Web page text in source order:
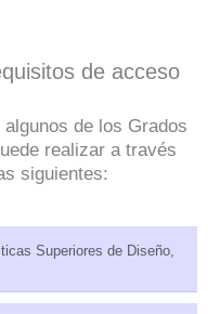
de acceso
de los Grados
realizar a través
siguientes:
Superiores de Diseño,